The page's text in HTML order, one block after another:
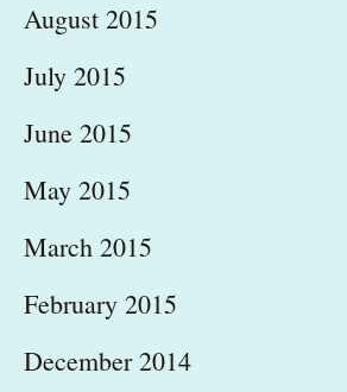
August 2015
July 2015
June 2015
May 2015
March 2015
February 2015
December 2014